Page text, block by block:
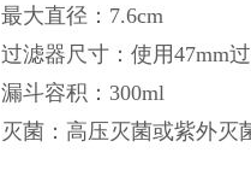
最大直径：7.6cm
过滤器尺寸：使用47mm
漏斗容积：300ml
灭菌：高压灭菌或紫外灭